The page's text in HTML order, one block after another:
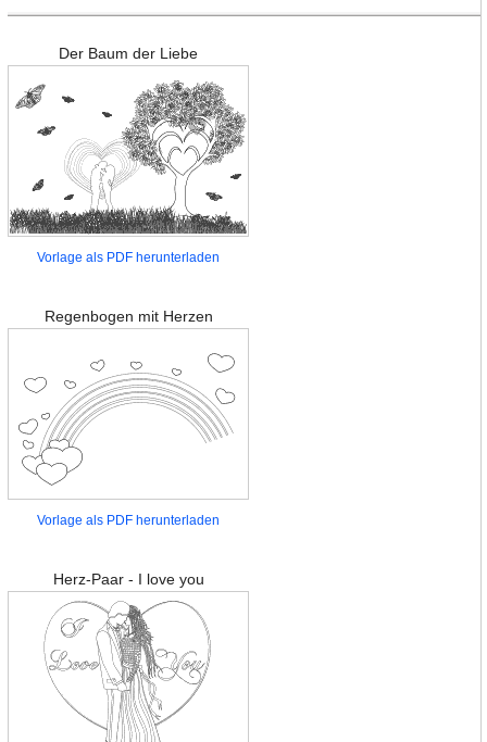
Der Baum der Liebe
Vorlage als PDF herunterladen
Regenbogen mit Herzen
Vorlage als PDF herunterladen
Herz-Paar - I love you